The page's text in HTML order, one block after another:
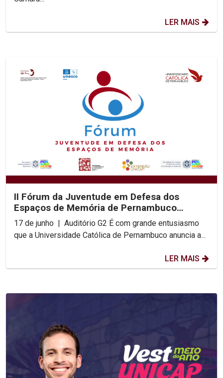
LER MAIS
II Fórum da Juventude em Defesa dos
Espaços de Memória de Pernambuco
acontece na UNICAP
17 de junho | Auditório G2 É com grande entusiasmo
que a Universidade Católica de Pernambuco anuncia a...
LER MAIS